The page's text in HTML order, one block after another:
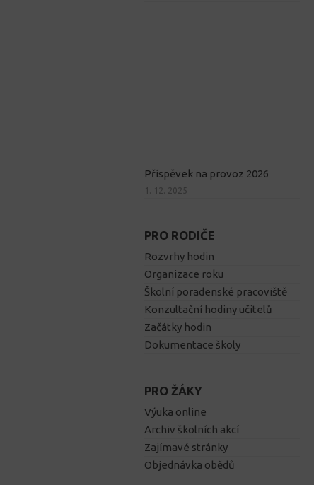
Příspěvek na provoz 2026
1. 12. 2025
PRO RODIČE
Rozvrhy hodin
Organizace roku
Školní poradenské pracoviště
Konzultační hodiny učitelů
Začátky hodin
Dokumentace školy
PRO ŽÁKY
Výuka online
Archiv školních akcí
Zajímavé stránky
Objednávka obědů